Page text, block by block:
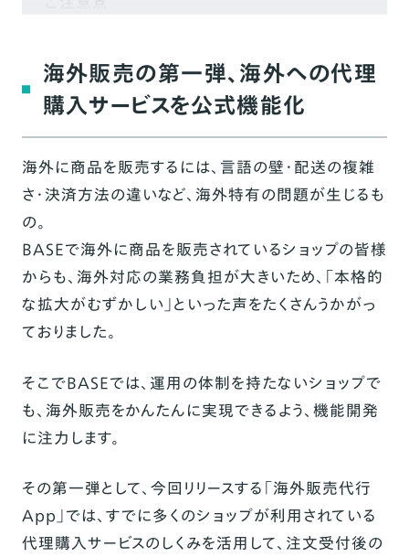
ンジの第一歩に。
海外販売の第一弾、海外への代理
購入サービスを公式機能化
海外に商品を販売するには、言語の壁・配送の複雑
さ・決済方法の違いなど、海外特有の問題が生じるも
の。
BASEで海外に商品を販売されているショップの皆様
からも、海外対応の業務負担が大きいため、「本格的
な拡大がむずかしい」といった声をたくさんうかがっ
ておりました。
そこでBASEでは、運用の体制を持たないショップで
も、海外販売をかんたんに実現できるよう、機能開発
に注力します。
その第一弾として、今回リリースする「海外販売代行
App」では、すでに多くのショップが利用されている
代理購入サービスのしくみを活用して、注文受付後の